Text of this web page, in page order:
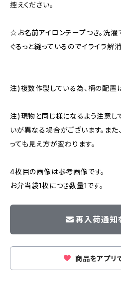
控えください。
☆お名前アイロンテープつき。洗濯
ぐるっと縫っているのでイライラ解消
注)複数作製している為、柄の配置
注)現物と同じ様になるよう注意し
いが異なる場合がございます。また
っても見え方が変わります。
4枚目の画像は参考画像です。
お弁当袋1枚につき数量1です。
再入荷通知
商品をアプリ